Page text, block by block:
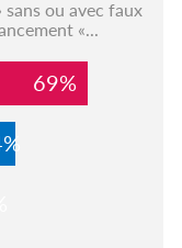
ou avec faux
«...
69%